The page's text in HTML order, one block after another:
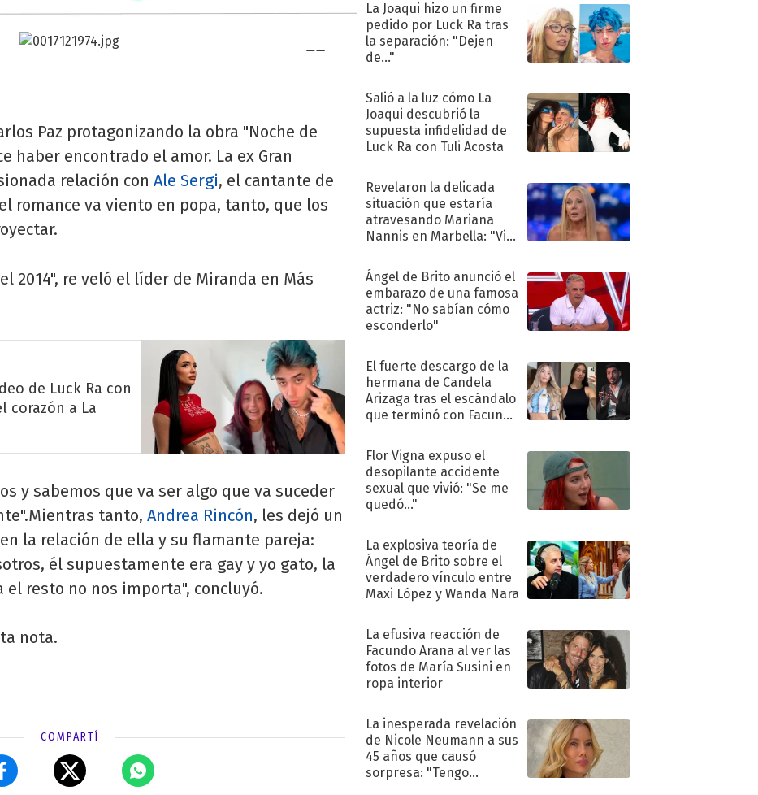
Paz protagonizando la obra "Noche de
haber encontrado el amor. La ex Gran
relación con Ale Sergi, el cantante de
romance va viento en popa, tanto, que los
2014", re veló el líder de Miranda en Más
de Luck Ra con
corazón a La
y sabemos que va ser algo que va suceder
tanto, Andrea Rincón, les dejó un
la relación de ella y su flamante pareja:
él supuestamente era gay y yo gato, la
el resto no nos importa", concluyó.
nota.
COMPARTÍ
La Joaqui hizo un firme
pedido por Luck Ra tras
la separación: "Dejen
de..."
Salió a la luz cómo La
Joaqui descubrió la
supuesta infidelidad de
Luck Ra con Tuli Acosta
Revelaron la delicada
situación que estaría
atravesando Mariana
Nannis en Marbella: "Vive
Ángel de Brito anunció el
embarazo de una famosa
actriz: "No sabían cómo
esconderlo"
El fuerte descargo de la
hermana de Candela
Arizaga tras el escándalo
que terminó con Facundo
Flor Vigna expuso el
desopilante accidente
sexual que vivió: "Se me
quedó..."
La explosiva teoría de
Ángel de Brito sobre el
verdadero vínculo entre
Maxi López y Wanda Nara
La efusiva reacción de
Facundo Arana al ver las
fotos de María Susini en
ropa interior
La inesperada revelación
de Nicole Neumann a sus
45 años que causó
sorpresa: "Tengo